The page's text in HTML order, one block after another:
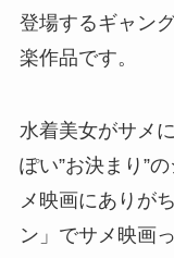
登場するギャン
楽作品です。
水着美女がサメ
ぽい”お決まり”
メ映画にありが
ン」でサメ映画